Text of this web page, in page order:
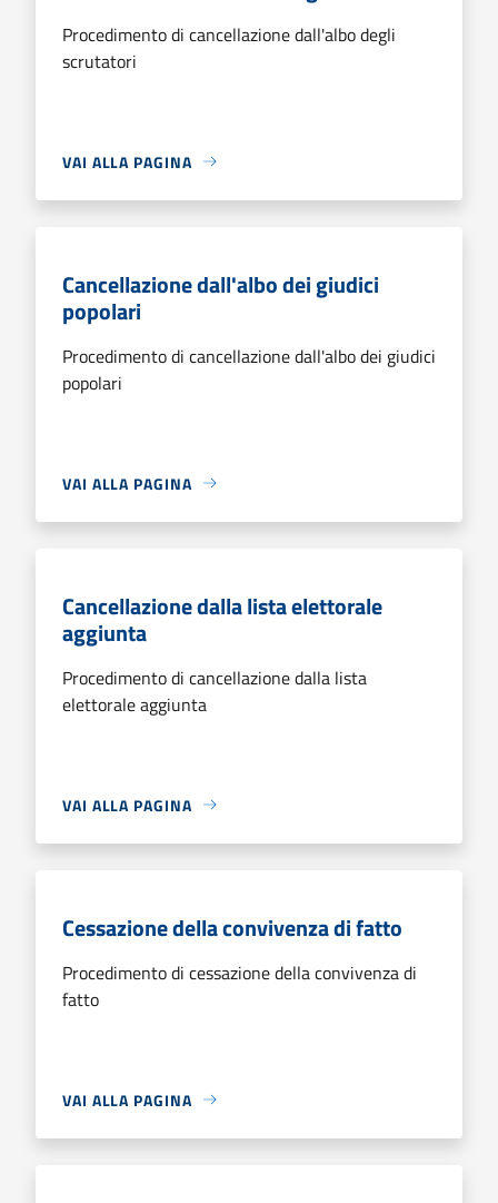
Procedimento di cancellazione dall'albo degli
scrutatori
VAI ALLA PAGINA
Cancellazione dall'albo dei giudici
popolari
Procedimento di cancellazione dall'albo dei giudici
popolari
VAI ALLA PAGINA
Cancellazione dalla lista elettorale
aggiunta
Procedimento di cancellazione dalla lista
elettorale aggiunta
VAI ALLA PAGINA
Cessazione della convivenza di fatto
Procedimento di cessazione della convivenza di
fatto
VAI ALLA PAGINA